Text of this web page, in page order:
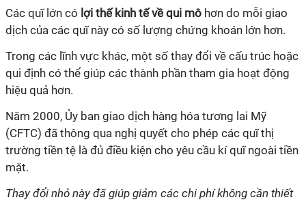
Các quĩ lớn có lợi thế kinh tế về qui mô hơn do mỗi giao
dịch của các quĩ này có số lượng chứng khoán lớn hơn.
Trong các lĩnh vực khác, một số thay đổi về cấu trúc hoặc
qui định có thể giúp các thành phần tham gia hoạt động
hiệu quả hơn.
Năm 2000, Ủy ban giao dịch hàng hóa tương lai Mỹ
(CFTC) đã thông qua nghị quyết cho phép các quĩ thị
trường tiền tệ là đủ điều kiện cho yêu cầu kí quĩ ngoài tiền
mặt.
Thay đổi nhỏ này đã giúp giảm các chi phí không cần thiết